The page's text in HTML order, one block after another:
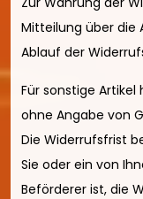
Mitteilung über die
Ablauf der
Für sonstige Artikel
ohne Angabe von
Die Widerrufsfrist
Sie oder ein von
Beförderer ist, die